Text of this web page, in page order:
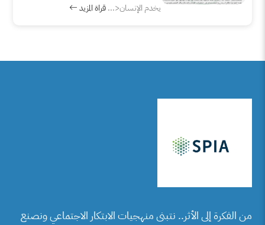
يخدم الإنسان<...قراة المزيد
من الفكرة إلى الأثر.. نتبنى منهجيات الابتكار الاجتماعي ونصنع